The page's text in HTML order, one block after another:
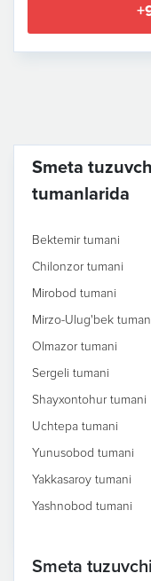
Smeta
tumanlarida
Bektemir tumani
Chilonzor tumani
Mirobod tumani
Mirzo-Ulug'bek
Olmazor tumani
Sergeli tumani
Shayxontohur tumani
Uchtepa tumani
Yunusobod tumani
Yakkasaroy tumani
Yashnobod tumani
Smeta